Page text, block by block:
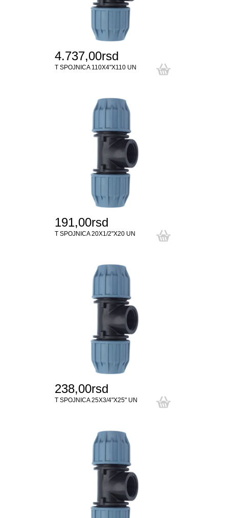
4.737,00rsd
T SPOJNICA 110X4"X110 UN
191,00rsd
T SPOJNICA 20X1/2"X20 UN
238,00rsd
T SPOJNICA 25X3/4"X25" UN